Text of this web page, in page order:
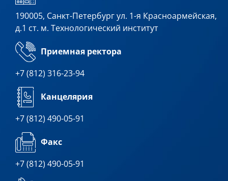
190005, Санкт-Петербург ул. 1-я Красноармейская,
д.1 ст. м. Технологический институт
Приемная ректора
+7 (812) 316-23-94
Канцелярия
+7 (812) 490-05-91
Факс
+7 (812) 490-05-91